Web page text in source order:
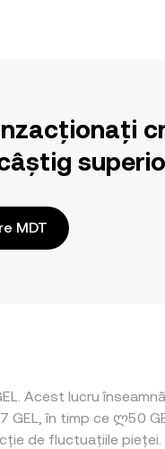
MDT
Acest lucru
în timp ce ლ50
de fluctuațiile pieței.